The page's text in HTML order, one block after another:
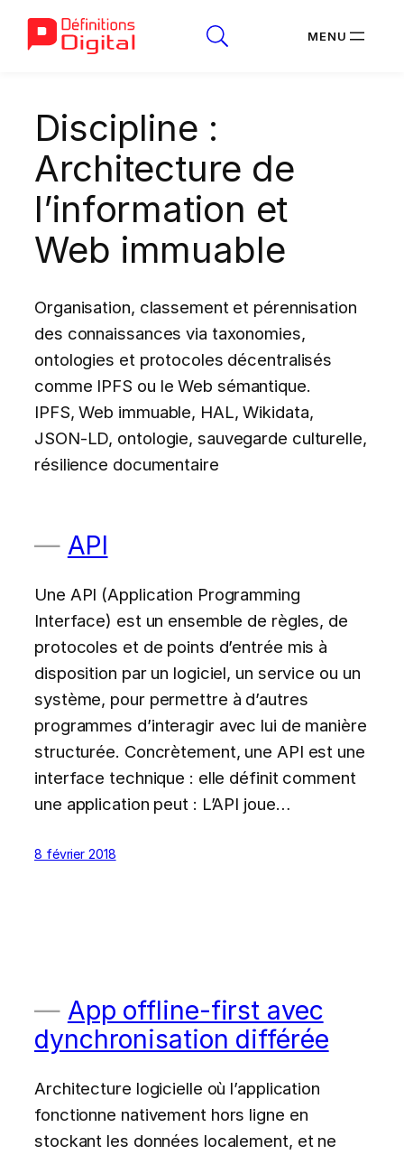
contenu
Discipline :
Architecture de
l’information et
Web immuable
Organisation, classement et pérennisation
des connaissances via taxonomies,
ontologies et protocoles décentralisés
comme IPFS ou le Web sémantique.
IPFS, Web immuable, HAL, Wikidata,
JSON-LD, ontologie, sauvegarde culturelle,
résilience documentaire
API
Une API (Application Programming
Interface) est un ensemble de règles, de
protocoles et de points d’entrée mis à
disposition par un logiciel, un service ou un
système, pour permettre à d’autres
programmes d’interagir avec lui de manière
structurée. Concrètement, une API est une
interface technique : elle définit comment
une application peut : L’API joue…
8 février 2018
App offline-first avec
dynchronisation différée
Architecture logicielle où l’application
fonctionne nativement hors ligne en
stockant les données localement, et ne